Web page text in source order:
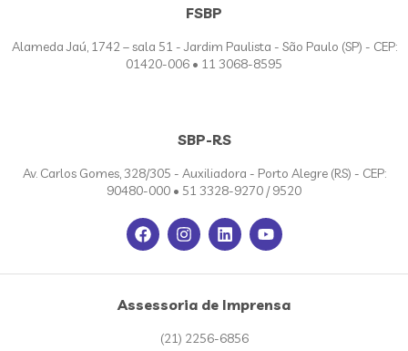
FSBP
Alameda Jaú, 1742 – sala 51 - Jardim Paulista - São Paulo (SP) - CEP:
01420-006 • 11 3068-8595
SBP-RS
Av. Carlos Gomes, 328/305 - Auxiliadora - Porto Alegre (RS) - CEP:
90480-000 • 51 3328-9270 / 9520
Assessoria de Imprensa
(21) 2256-6856